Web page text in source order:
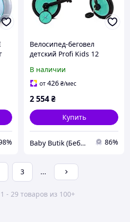
Велосипед-беговел
детский Profi Kids 12
дополнительные колеса,
чёрно-голубой
В наличии
от426₴/мес
2 554₴
Купить
Baby Butik (Беби Бутик) 86%
3 ...
- 29 товаров из 100+